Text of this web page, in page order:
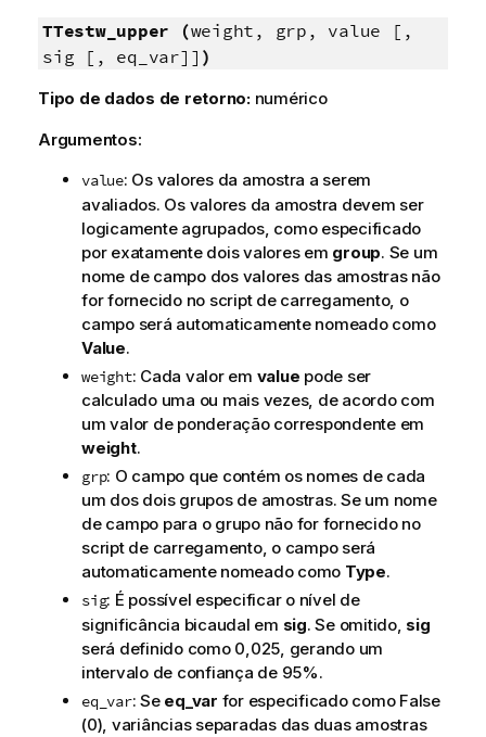
TTestw_upper (weight, grp, value [,
sig [, eq_var]] )
Tipo de dados de retorno: numérico
Argumentos:
value: Os valores da amostra a serem
avaliados. Os valores da amostra devem ser
logicamente agrupados, como especificado
por exatamente dois valores em group. Se um
nome de campo dos valores das amostras não
for fornecido no script de carregamento, o
campo será automaticamente nomeado como
Value.
weight: Cada valor em value pode ser
calculado uma ou mais vezes, de acordo com
um valor de ponderação correspondente em
weight.
grp: O campo que contém os nomes de cada
um dos dois grupos de amostras. Se um nome
de campo para o grupo não for fornecido no
script de carregamento, o campo será
automaticamente nomeado como Type.
sig: É possível especificar o nível de
significância bicaudal em sig. Se omitido, sig
será definido como 0,025, gerando um
intervalo de confiança de 95%.
eq_var: Se eq_var for especificado como False
(0), variâncias separadas das duas amostras